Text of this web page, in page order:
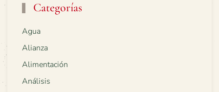
Categorías
Agua
Alianza
Alimentación
Análisis